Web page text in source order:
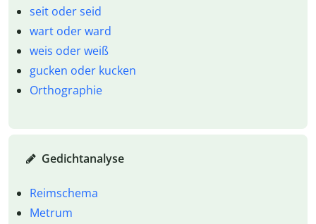
seit oder seid
wart oder ward
weis oder weiß
gucken oder kucken
Orthographie
Gedichtanalyse
Reimschema
Metrum